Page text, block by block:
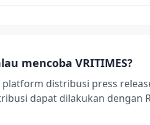
mencoba VRITIMES?
platform distribusi press
dapat dilakukan dengan